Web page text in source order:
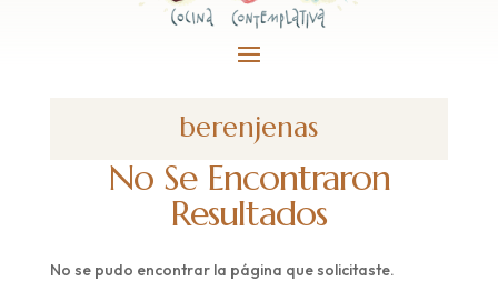
berenjenas
No Se Encontraron
Resultados
No se pudo encontrar la página que solicitaste.